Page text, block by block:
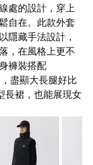
處的設計，穿上
自在。此款外套
隱藏手法設計，
，在風格上更不
褲裝搭配
盡顯大長腿好比
長裙，也能展現女